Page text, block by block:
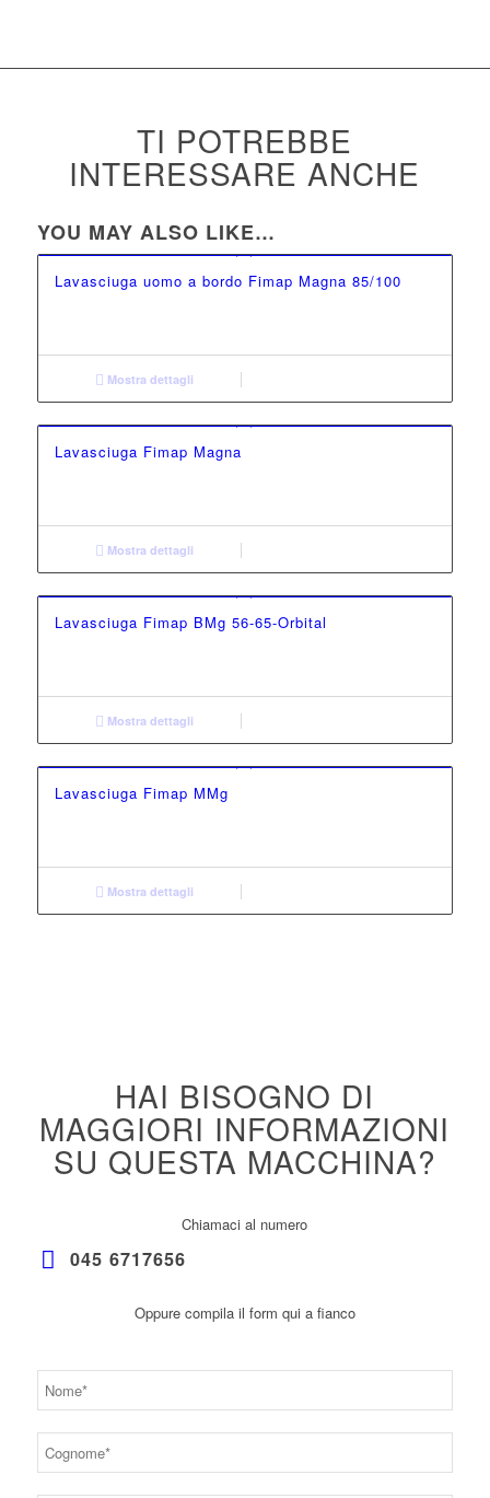
TI POTREBBE
INTERESSARE ANCHE
YOU MAY ALSO LIKE…
Lavasciuga uomo a bordo Fimap Magna 85/100
Mostra dettagli
Lavasciuga Fimap Magna
Mostra dettagli
Lavasciuga Fimap BMg 56-65-Orbital
Mostra dettagli
Lavasciuga Fimap MMg
Mostra dettagli
HAI BISOGNO DI
MAGGIORI INFORMAZIONI
SU QUESTA MACCHINA?
Chiamaci al numero
045 6717656
Oppure compila il form qui a fianco